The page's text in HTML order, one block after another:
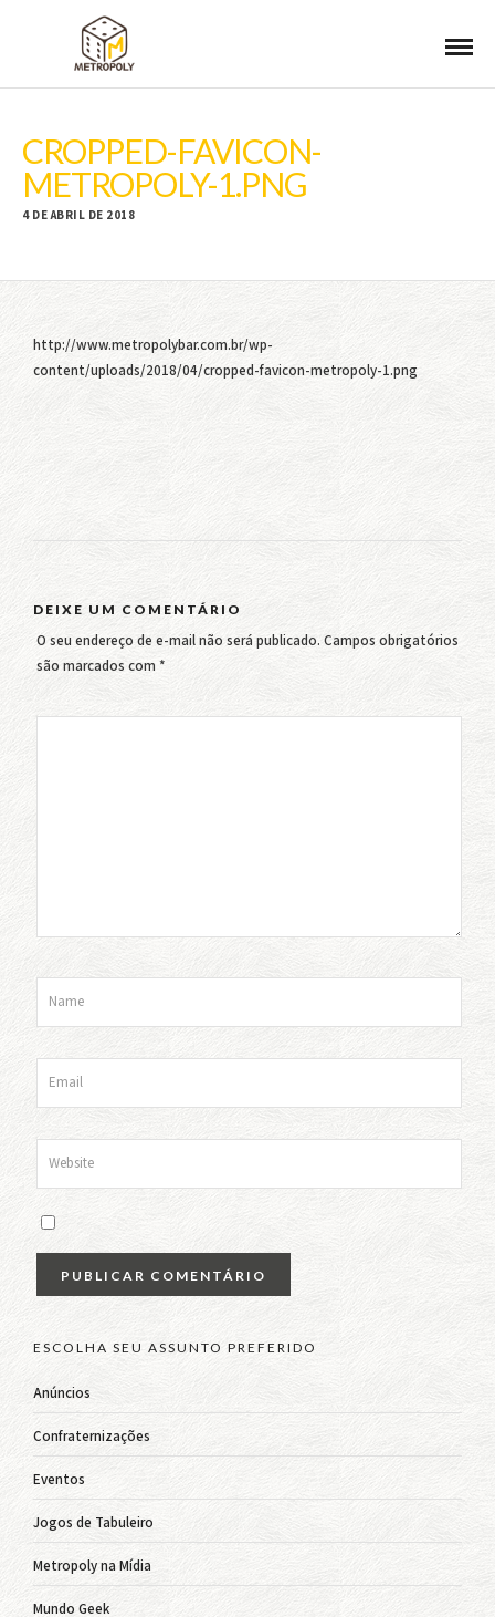
CROPPED-FAVICON-
METROPOLY-1.PNG
4 DE ABRIL DE 2018
http://www.metropolybar.com.br/wp-
content/uploads/2018/04/cropped-favicon-metropoly-1.png
DEIXE UM COMENTÁRIO
O seu endereço de e-mail não será publicado. Campos obrigatórios
são marcados com *
ESCOLHA SEU ASSUNTO PREFERIDO
Anúncios
Confraternizações
Eventos
Jogos de Tabuleiro
Metropoly na Mídia
Mundo Geek